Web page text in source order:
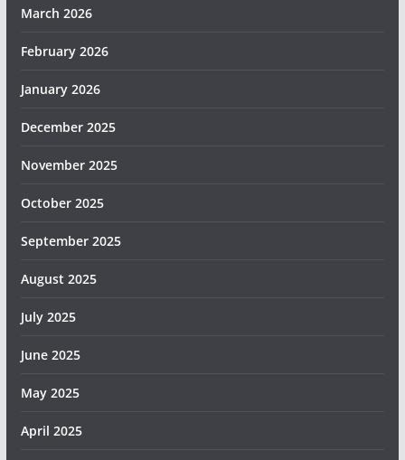
March 2026
February 2026
January 2026
December 2025
November 2025
October 2025
September 2025
August 2025
July 2025
June 2025
May 2025
April 2025